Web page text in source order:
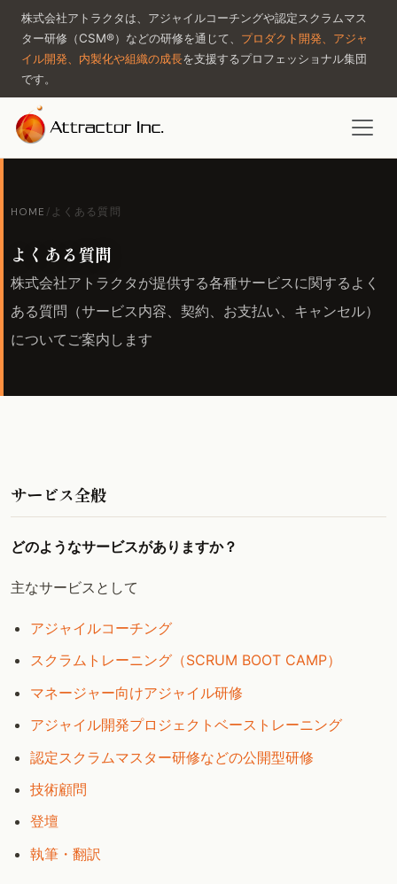
株式会社アトラクタは、アジャイルコーチングや認定スクラムマス
ター研修（CSM®）などの研修を通じて、 プロダクト開発、アジャ
イル開発、内製化や組織の成長を支援するプロフェッショナル集団
です。
HOME / よくある質問
よくある質問
株式会社アトラクタが提供する各種サービスに関するよく
ある質問（サービス内容、契約、お支払い、キャンセル）
についてご案内します
サービス全般
どのようなサービスがありますか？
主なサービスとして
アジャイルコーチング
スクラムトレーニング（SCRUM BOOT CAMP）
マネージャー向けアジャイル研修
アジャイル開発プロジェクトベーストレーニング
認定スクラムマスター研修などの公開型研修
技術顧問
登壇
執筆・翻訳